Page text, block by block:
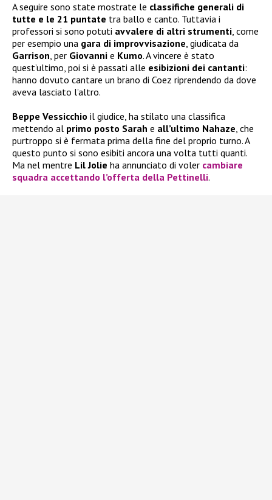
A seguire sono state mostrate le classifiche generali di
tutte e le 21 puntate tra ballo e canto. Tuttavia i
professori si sono potuti avvalere di altri strumenti, come
per esempio una gara di improvvisazione, giudicata da
Garrison, per Giovanni e Kumo. A vincere è stato
quest’ultimo, poi si è passati alle esibizioni dei cantanti:
hanno dovuto cantare un brano di Coez riprendendo da dove
aveva lasciato l’altro.
Beppe Vessicchio il giudice, ha stilato una classifica
mettendo al primo posto Sarah e all’ultimo Nahaze, che
purtroppo si è fermata prima della fine del proprio turno. A
questo punto si sono esibiti ancora una volta tutti quanti.
Ma nel mentre Lil Jolie ha annunciato di voler cambiare
squadra accettando l’offerta della Pettinelli.